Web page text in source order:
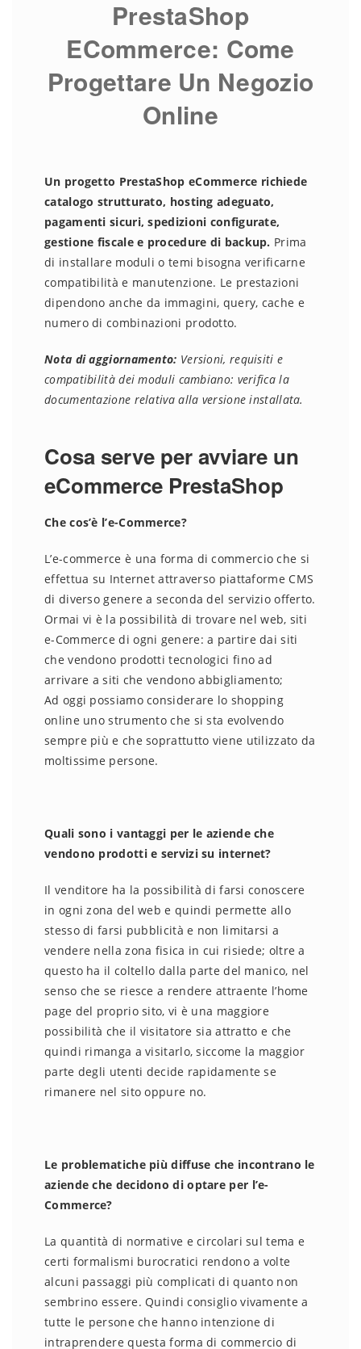
PrestaShop
ECommerce: Come
Progettare Un Negozio
Online
Un progetto PrestaShop eCommerce richiede
catalogo strutturato, hosting adeguato,
pagamenti sicuri, spedizioni configurate,
gestione fiscale e procedure di backup. Prima
di installare moduli o temi bisogna verificarne
compatibilità e manutenzione. Le prestazioni
dipendono anche da immagini, query, cache e
numero di combinazioni prodotto.
Nota di aggiornamento: Versioni, requisiti e
compatibilità dei moduli cambiano: verifica la
documentazione relativa alla versione installata.
Cosa serve per avviare un
eCommerce PrestaShop
Che cos’è l’e-Commerce?
L’e-commerce è una forma di commercio che si
effettua su Internet attraverso piattaforme CMS
di diverso genere a seconda del servizio offerto.
Ormai vi è la possibilità di trovare nel web, siti
e-Commerce di ogni genere: a partire dai siti
che vendono prodotti tecnologici fino ad
arrivare a siti che vendono abbigliamento;
Ad oggi possiamo considerare lo shopping
online uno strumento che si sta evolvendo
sempre più e che soprattutto viene utilizzato da
moltissime persone.
Quali sono i vantaggi per le aziende che
vendono prodotti e servizi su internet?
Il venditore ha la possibilità di farsi conoscere
in ogni zona del web e quindi permette allo
stesso di farsi pubblicità e non limitarsi a
vendere nella zona fisica in cui risiede; oltre a
questo ha il coltello dalla parte del manico, nel
senso che se riesce a rendere attraente l’home
page del proprio sito, vi è una maggiore
possibilità che il visitatore sia attratto e che
quindi rimanga a visitarlo, siccome la maggior
parte degli utenti decide rapidamente se
rimanere nel sito oppure no.
Le problematiche più diffuse che incontrano le
aziende che decidono di optare per l’e-
Commerce?
La quantità di normative e circolari sul tema e
certi formalismi burocratici rendono a volte
alcuni passaggi più complicati di quanto non
sembrino essere. Quindi consiglio vivamente a
tutte le persone che hanno intenzione di
intraprendere questa forma di commercio di